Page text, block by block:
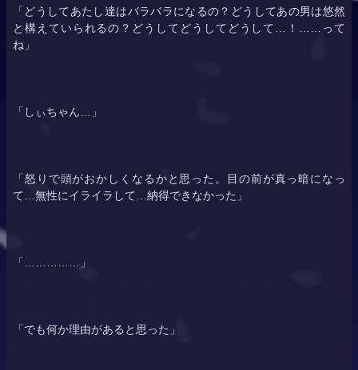
「どうしてあたし達はバラバラになるの？どうしてあの男は悠然
と構えていられるの？どうしてどうしてどうして…！……って
ね」
「しぃちゃん…」
「怒りで頭がおかしくなるかと思った。目の前が真っ暗になっ
て…無性にイライラして…納得できなかった」
「……………」
「でも何か理由があると思った」